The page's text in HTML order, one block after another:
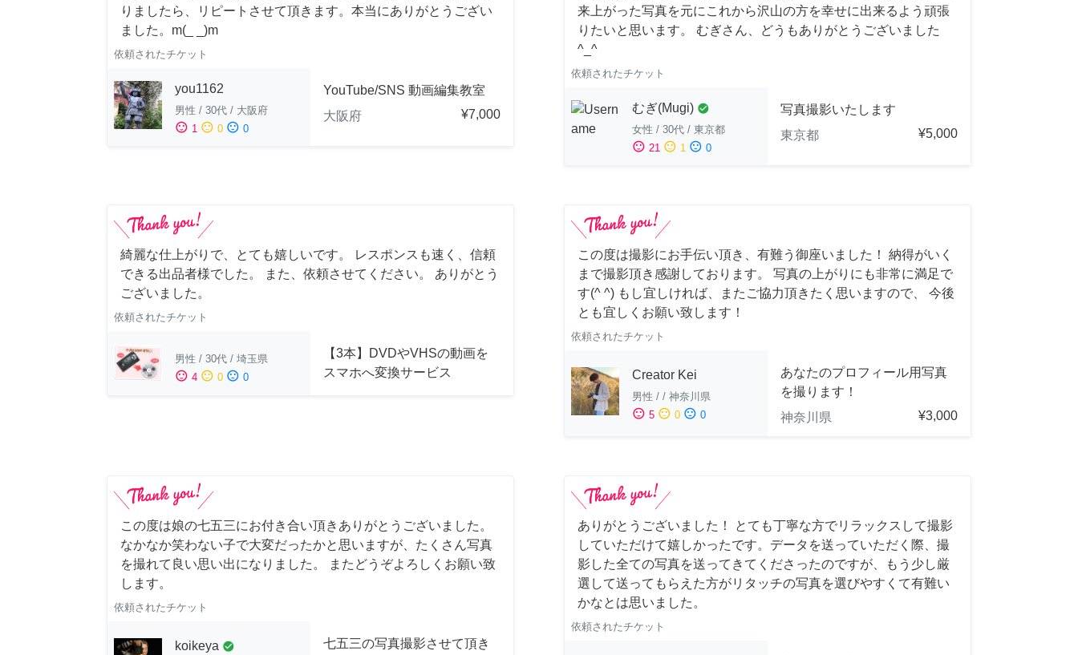
りましたら、リピートさせて頂きます。本当にありがとうござい
ました。m(_ _)m
依頼されたチケット
you1162
男性 / 30代 / 大阪府
sentiment_satisfied 1 sentiment_neutral 0 sentiment_dissatisfied 0
YouTube/SNS 動画編集教室
大阪府
¥7,000
来上がった写真を元にこれから沢山の方を幸せに出来るよう頑張
りたいと思います。 むぎさん、どうもありがとうございました
^_^
依頼されたチケット
むぎ(Mugi) check_circle
女性 / 30代 / 東京都
sentiment_satisfied 21 sentiment_neutral 1 sentiment_dissatisfied 0
写真撮影いたします
東京都
¥5,000
綺麗な仕上がりで、とても嬉しいです。 レスポンスも速く、信頼
できる出品者様でした。 また、依頼させてください。 ありがとう
ございました。
依頼されたチケット
男性 / 30代 / 埼玉県
sentiment_satisfied 4 sentiment_neutral 0 sentiment_dissatisfied 0
【3本】DVDやVHSの動画を
スマホへ変換サービス
この度は撮影にお手伝い頂き、有難う御座いました！ 納得がいく
まで撮影頂き感謝しております。 写真の上がりにも非常に満足で
す(^ ^) もし宜しければ、またご協力頂きたく思いますので、 今後
とも宜しくお願い致します！
依頼されたチケット
Creator Kei
男性 / / 神奈川県
sentiment_satisfied 5 sentiment_neutral 0 sentiment_dissatisfied 0
あなたのプロフィール用写真
を撮ります！
神奈川県
¥3,000
この度は娘の七五三にお付き合い頂きありがとうございました。
なかなか笑わない子で大変だったかと思いますが、たくさん写真
を撮れて良い思い出になりました。 またどうぞよろしくお願い致
します。
依頼されたチケット
koikeya check_circle
七五三の写真撮影させて頂き
ありがとうございました！ とても丁寧な方でリラックスして撮影
していただけて嬉しかったです。データを送っていただく際、撮
影した全ての写真を送ってきてくださったのですが、もう少し厳
選して送ってもらえた方がリタッチの写真を選びやすくて有難い
かなとは思いました。
依頼されたチケット